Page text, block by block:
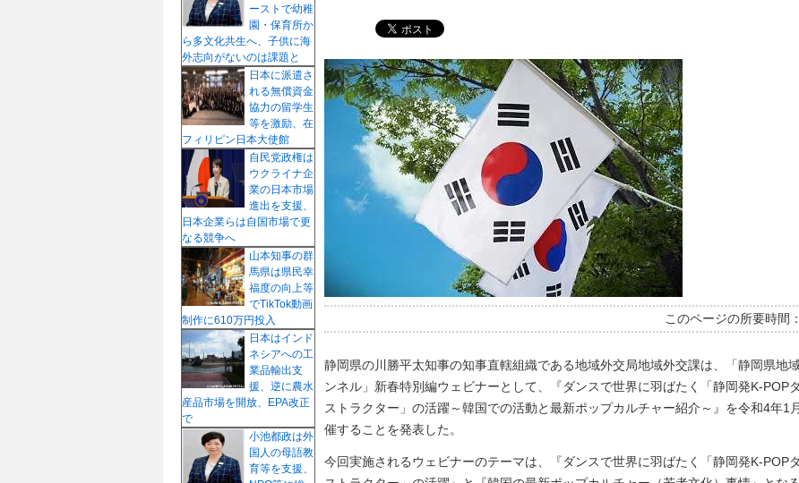
このページの所要時間：
静岡県の川勝平太知事の知事直轄組織である地域外交局地域外交課は、「静岡県地
ンネル」新春特別編ウェビナーとして、『ダンスで世界に羽ばたく「静岡発K-POP
ストラクター」の活躍～韓国での活動と最新ポップカルチャー紹介～』を令和4年1
催することを発表した。
今回実施されるウェビナーのテーマは、『ダンスで世界に羽ばたく「静岡発K-POP
ーストで幼稚
園・保育所か
ら多文化共生へ、子供に海
外志向がないのは課題と
日本に派遣さ
れる無償資金
協力の留学生
等を激励、在
フィリピン日本大使館
自民党政権は
ウクライナ企
業の日本市場
進出を支援、
日本企業らは自国市場で更
なる競争へ
山本知事の群
馬県は県民幸
福度の向上等
でTikTok動画
制作に610万円投入
日本はインド
ネシアへの工
業品輸出支
援、逆に農水
産品市場を開放、EPA改正
で
小池都政は外
国人の母語教
育等を支援、